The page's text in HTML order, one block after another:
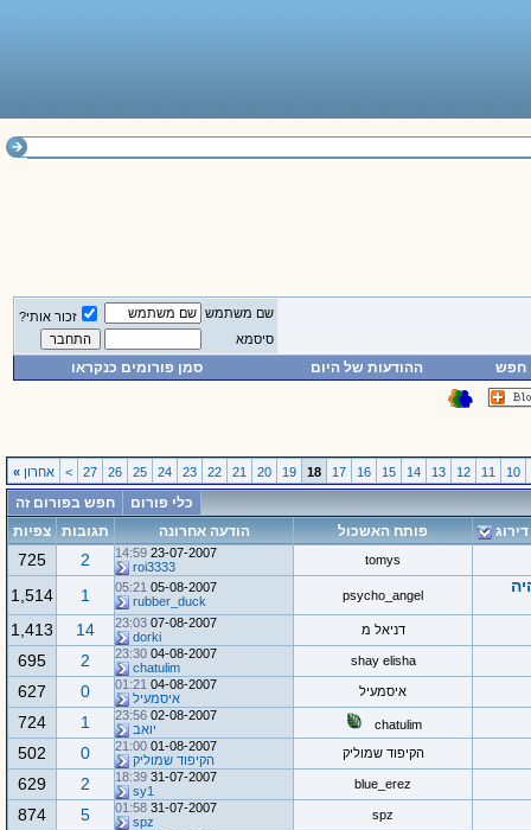
שם משתמש
זכור אותי?
סיסמא
חפש ההודעות של היום סמן פורומים כנקראו
10
11
12
13
14
15
16
17
18
19
20
21
22
23
24
25
26
27
> אחרון »
כלי פורום
חפש בפורום זה
דירוג
פותח האשכול הודעה אחרונה תגובות צפיות
tomys
23-07-2007
14:59
roi3333
2
725
psycho_angel
05-08-2007
05:21
rubber_duck
1
1,514
דניאל מ 07-08-2007
23:03
dorki
14
1,413
shay elisha
04-08-2007
23:30
chatulim
2
695
איסמעיל 04-08-2007
01:21
איסמעיל
0
627
chatulim
02-08-2007
23:56
יואב
1
724
הקיפוד שמוליק 01-08-2007
21:00
הקיפוד שמוליק
0
502
blue_erez
31-07-2007
18:39
sy1
2
629
spz
31-07-2007
01:58
spz
5
874